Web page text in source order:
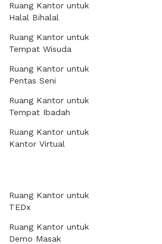
Ruang Kantor untuk
Halal Bihalal
Ruang Kantor untuk
Tempat Wisuda
Ruang Kantor untuk
Pentas Seni
Ruang Kantor untuk
Tempat Ibadah
Ruang Kantor untuk
Kantor Virtual
Ruang Kantor untuk
TEDx
Ruang Kantor untuk
Demo Masak